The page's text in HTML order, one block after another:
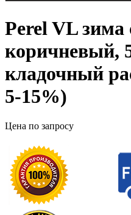
Perel VL зима
коричневый,
кладочный
5-15%)
Цена по запросу